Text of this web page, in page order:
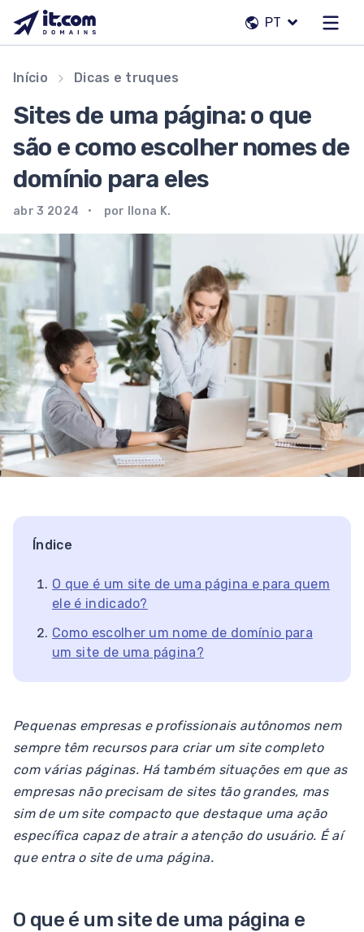
para
o
PT
Nossa equipe
Contatos
Registradores
PT
Início Dicas e truques
Sites de uma página: o que
são e como escolher nomes de
domínio para eles
abr 3 2024 por Ilona K.
Índice
O que é um site de uma página e para quem
ele é indicado?
Como escolher um nome de domínio para
um site de uma página?
Pequenas empresas e profissionais autônomos nem
sempre têm recursos para criar um site completo
com várias páginas. Há também situações em que as
empresas não precisam de sites tão grandes, mas
sim de um site compacto que destaque uma ação
específica capaz de atrair a atenção do usuário. É aí
que entra o site de uma página.
O que é um site de uma página e